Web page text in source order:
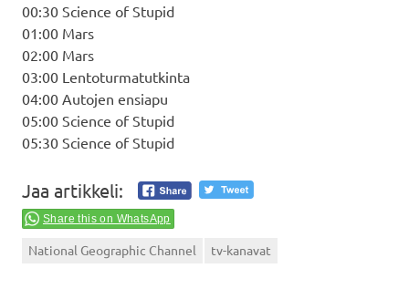
00:30 Science of Stupid
01:00 Mars
02:00 Mars
03:00 Lentoturmatutkinta
04:00 Autojen ensiapu
05:00 Science of Stupid
05:30 Science of Stupid
Jaa artikkeli:
Share this on WhatsApp
National Geographic Channel tv-kanavat